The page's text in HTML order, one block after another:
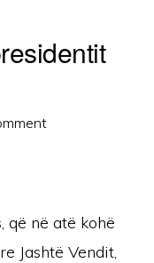
që në atë kohë
Jashtë Vendit,